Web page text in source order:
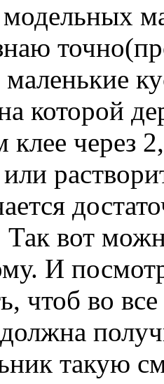
маленькие
которой
клее через
Так вот
И
чтоб во
такую